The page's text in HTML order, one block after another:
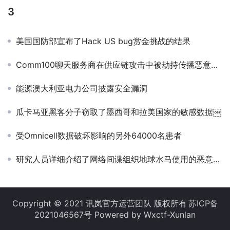
3
美国国防部宣布了Hack US bug赏金挑战的结果
Comm100聊天服务商在供应链攻击中被劫持传播恶意软件
能源澳大利亚电力公司披露安全漏洞
瓜卡马亚黑客分子窃取了墨西哥和拉美国家的敏感数据￼
受Omnicell数据破坏影响的另外64000名患者
研究人员详细介绍了网络间谍组织地球水马使用的恶意工具￼
Copyright © 2021 讯岚官方运营团队 版权所有苏ICP备
2021046567号 Powered by Wxctf-Xunlan